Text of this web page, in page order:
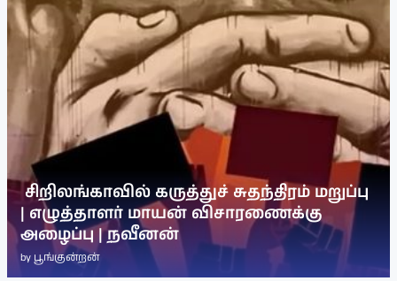
சிறிலங்காவில் கருத்துச் சுதந்திரம் மறுப்பு
| எழுத்தாளர் மாயன் விசாரணைக்கு
அழைப்பு | நவீனன்
byபூங்குன்றன்